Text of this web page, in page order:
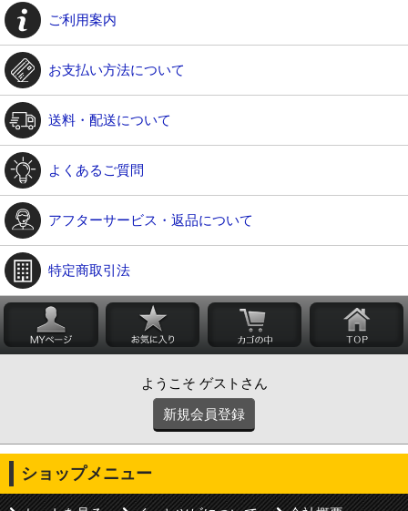
ご利用案内
お支払い方法について
送料・配送について
よくあるご質問
アフターサービス・返品について
特定商取引法
ようこそ ゲストさん
新規会員登録
ショップメニュー